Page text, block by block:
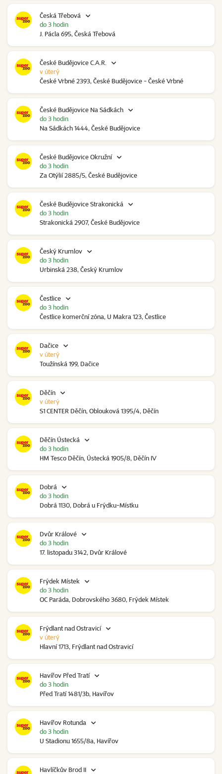
Česká Třebová
J. Pácla 695, Česká Třebová
do 3 hodin
České Budějovice C.A.R.
České Vrbné 2393, České Budějovice - České Vrbné
v úterý
České Budějovice Na Sádkách
Na Sádkách 1444, České Budějovice
do 3 hodin
České Budějovice Okružní
Za Otýlií 2885/5, České Budějovice
do 3 hodin
České Budějovice Strakonická
Strakonická 2907, České Budějovice
do 3 hodin
Český Krumlov
Urbinská 238, Český Krumlov
do 3 hodin
Čestlice
Čestlice komerční zóna, U Makra 123, Čestlice
do 3 hodin
Dačice
Toužínská 199, Dačice
v úterý
Děčín
S1 CENTER Děčín, Oblouková 1395/4, Děčín
v úterý
Děčín Ústecká
HM Tesco Děčín, Ústecká 1905/8, Děčín IV
do 3 hodin
Dobrá
Dobrá 1130, Dobrá u Frýdku-Místku
do 3 hodin
Dvůr Králové
17. listopadu 3142, Dvůr Králové
do 3 hodin
Frýdek Místek
OC Paráda, Dobrovského 3680, Frýdek Místek
do 3 hodin
Frýdlant nad Ostravicí
Hlavní 1713, Frýdlant nad Ostravicí
v úterý
Havířov Před Tratí
Před Tratí 1481/3b, Havířov
do 3 hodin
Havířov Rotunda
U Stadionu 1655/8a, Havířov
do 3 hodin
Havlíčkův Brod II